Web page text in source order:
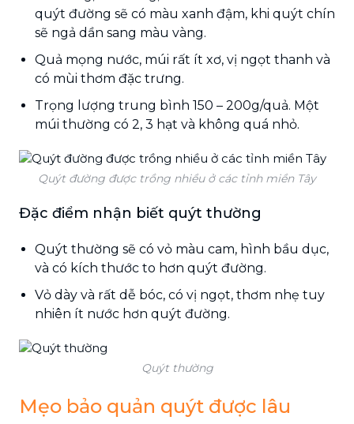
quýt đường sẽ có màu xanh đậm, khi quýt chín
sẽ ngả dần sang màu vàng.
Quả mọng nước, múi rất ít xơ, vị ngọt thanh và
có mùi thơm đặc trưng.
Trọng lượng trung bình 150 – 200g/quả. Một
múi thường có 2, 3 hạt và không quá nhỏ.
Quýt đường được trồng nhiều ở các tỉnh miền Tây
Đặc điểm nhận biết quýt thường
Quýt thường sẽ có vỏ màu cam, hình bầu dục,
và có kích thước to hơn quýt đường.
Vỏ dày và rất dễ bóc, có vị ngọt, thơm nhẹ tuy
nhiên ít nước hơn quýt đường.
Quýt thường
Mẹo bảo quản quýt được lâu